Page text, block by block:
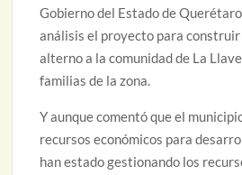
Gobierno del Estado de
análisis el proyecto para construir
alterno a la comunidad de La
familias de la zona.
Y aunque comentó que el
recursos económicos para
han estado gestionando los